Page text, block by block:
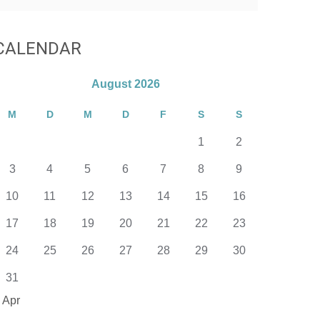
August 2026
M D M D F S S
1 2
3 4 5 6 7 8 9
10 11 12 13 14 15 16
17 18 19 20 21 22 23
24 25 26 27 28 29 30
31
Apr